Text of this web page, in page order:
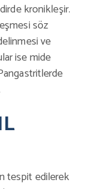
kronikleşir.
söz
ve
ise mide
tespit edilerek